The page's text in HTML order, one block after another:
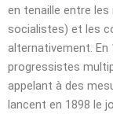
en tenaille entre les
socialistes) et les
alternativement. En
progressistes
appelant à des
lancent en 1898 le